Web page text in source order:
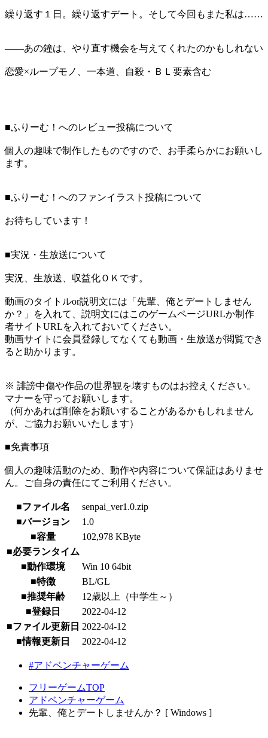
繰り返す１日。繰り返すデート。そして今回もまた私は……
――あの鐘は、やり直す機会を与えてくれたのかもしれない
恋愛×ループモノ、一本道、自殺・ＢＬ要素含む
■ふりーむ！へのレビュー投稿について
個人の趣味で制作したものですので、お手柔らかにお願いし
ます。
■ふりーむ！へのファンイラスト投稿について
お待ちしています！
■実況・生放送について
実況、生放送、収益化ＯＫです。
動画のタイトルor説明文には「先輩、俺とデートしません
か？」を入れて、説明文にはこのゲームページURLか制作
者サイトURLを入れておいてください。
動画サイトに会員登録してなくても動画・生放送が閲覧でき
ると助かります。
※ 誹謗中傷や作品の世界観を壊すものはお控えください。
マナーを守ってお願いします。
（何かあれば削除をお願いすることがあるかもしれません
が、ご協力お願いいたします）
■免責事項
個人の趣味活動のため、動作や内容について保証はありませ
ん。ご自身の責任にてご利用ください。
■ファイル名
senpai_ver1.0.zip
■バージョン
1.0
■容量
102,978 KByte
■必要ランタイム
■動作環境
Win 10 64bit
■特徴
BL/GL
■推奨年齢
12歳以上（中学生～）
■登録日
2022-04-12
■ファイル更新日 2022-04-12
■情報更新日
2022-04-12
#アドベンチャーゲーム
フリーゲームTOP
アドベンチャーゲーム
先輩、俺とデートしませんか？ [ Windows ]